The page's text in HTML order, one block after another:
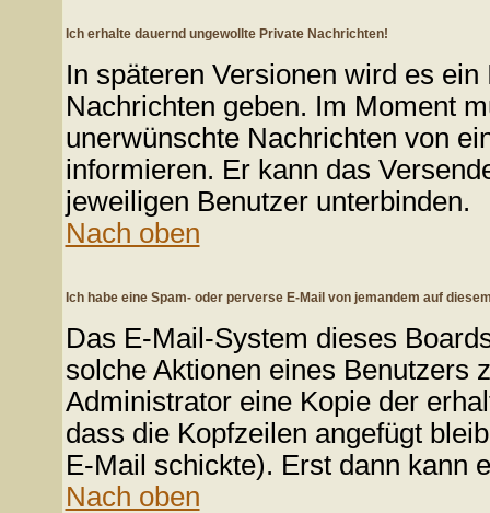
Ich erhalte dauernd ungewollte Private Nachrichten!
In späteren Versionen wird es
Nachrichten geben. Im Moment
unerwünschte Nachrichten von
informieren. Er kann das
jeweiligen Benutzer unterbinden.
Nach oben
Ich habe eine Spam- oder perverse E-Mail von jemandem auf
Das E-Mail-System dieses
solche Aktionen eines Benutzers
Administrator eine Kopie der
dass die Kopfzeilen angefügt
E-Mail schickte). Erst dann kann
Nach oben